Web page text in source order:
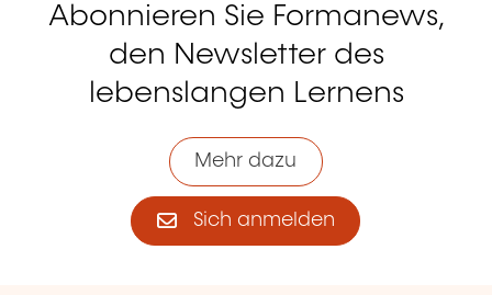
Abonnieren Sie Formanews,
den Newsletter des
lebenslangen Lernens
Mehr dazu
Sich anmelden